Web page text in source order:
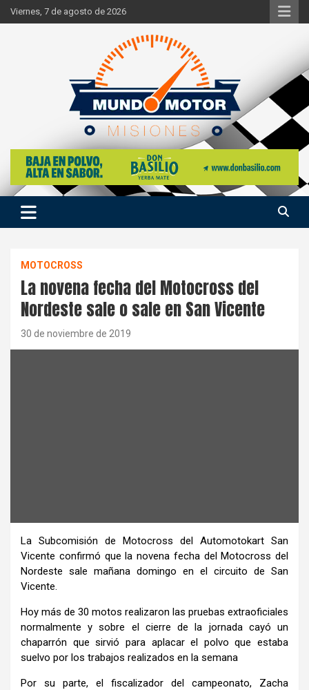
Skip
to
Viernes, 7 de agosto de 2026
Mundo Motor Misiones
Si hay ruido de motores ahí estaremos
MOTOCROSS
La novena fecha del Motocross del
Nordeste sale o sale en San Vicente
30 de noviembre de 2019
La Subcomisión de Motocross del Automotokart San
Vicente confirmó que la novena fecha del Motocross del
Nordeste sale mañana domingo en el circuito de San
Vicente.
Hoy más de 30 motos realizaron las pruebas extraoficiales
normalmente y sobre el cierre de la jornada cayó un
chaparrón que sirvió para aplacar el polvo que estaba
suelvo por los trabajos realizados en la semana
Por su parte, el fiscalizador del campeonato, Zacha